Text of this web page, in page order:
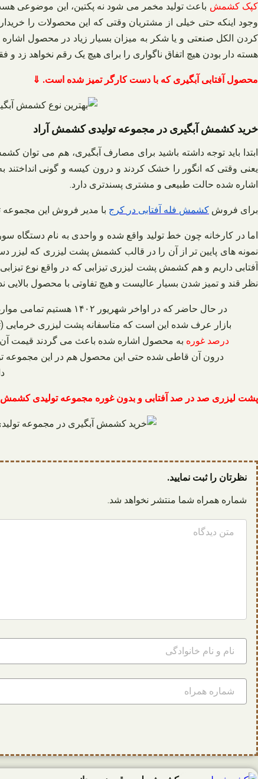
کپک کشمش باعث تولید مخمر می‌ شود نه پکتین، این موضوعی هست
وجود اینکه حتی خیلی از مشتریان وقتی که این محصولات را
کردن الکل صنعتی و یا شکر به میزان بسیار زیاد در محصول
هسته دار بودن هیچ اتفاق ناگواری را برای هیچ یک رقم نخواهد زد و
محصول آفتابی آبگیری که با دست کارگر تمیز شده است. ⇓
خرید کشمش آبگیری در مجموعه تولیدی کشمش آراد
ابتدا باید توجه داشته باشید برای مصارف آبگیری، هم می‌
یعنی وقتی که انگور را خشک کردند و درون کیسه و گونی
اشاره شده حالت طبیعی و مشتری پسندتری دارد.
برای فروش کشمش فله آفتابی در کرج با مدیر فروش این مجموعه
اما در کارخانه چون خط تولید واقع شده و واحدی به نام
نمونه‌ های پایین‌ تر از آن را در قالب کشمش پشت لیزری که
آفتابی داریم و هم کشمش پشت لیزری تیزابی که در واقع نوع
نظر قند و تمیز شدن بسیار عالیست و هیچ تفاوتی با محصول بالایی
در حال حاضر که در
بازار عرف شده این است که متاسفانه پشت لیزری خرمایی
درصد غوره
درون آن قاطی شده حتی این محصول هم در این مجموعه
پشت لیزری صد در صد آفتابی و بدون غوره مجموعه تولیدی کشمش
نظرتان را ثبت نمایید.
شماره همراه شما منتشر نخواهد شد.